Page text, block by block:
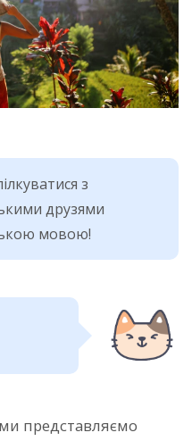
з
друзями
мовою!
представляємо